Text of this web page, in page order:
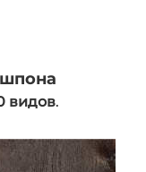
видов.